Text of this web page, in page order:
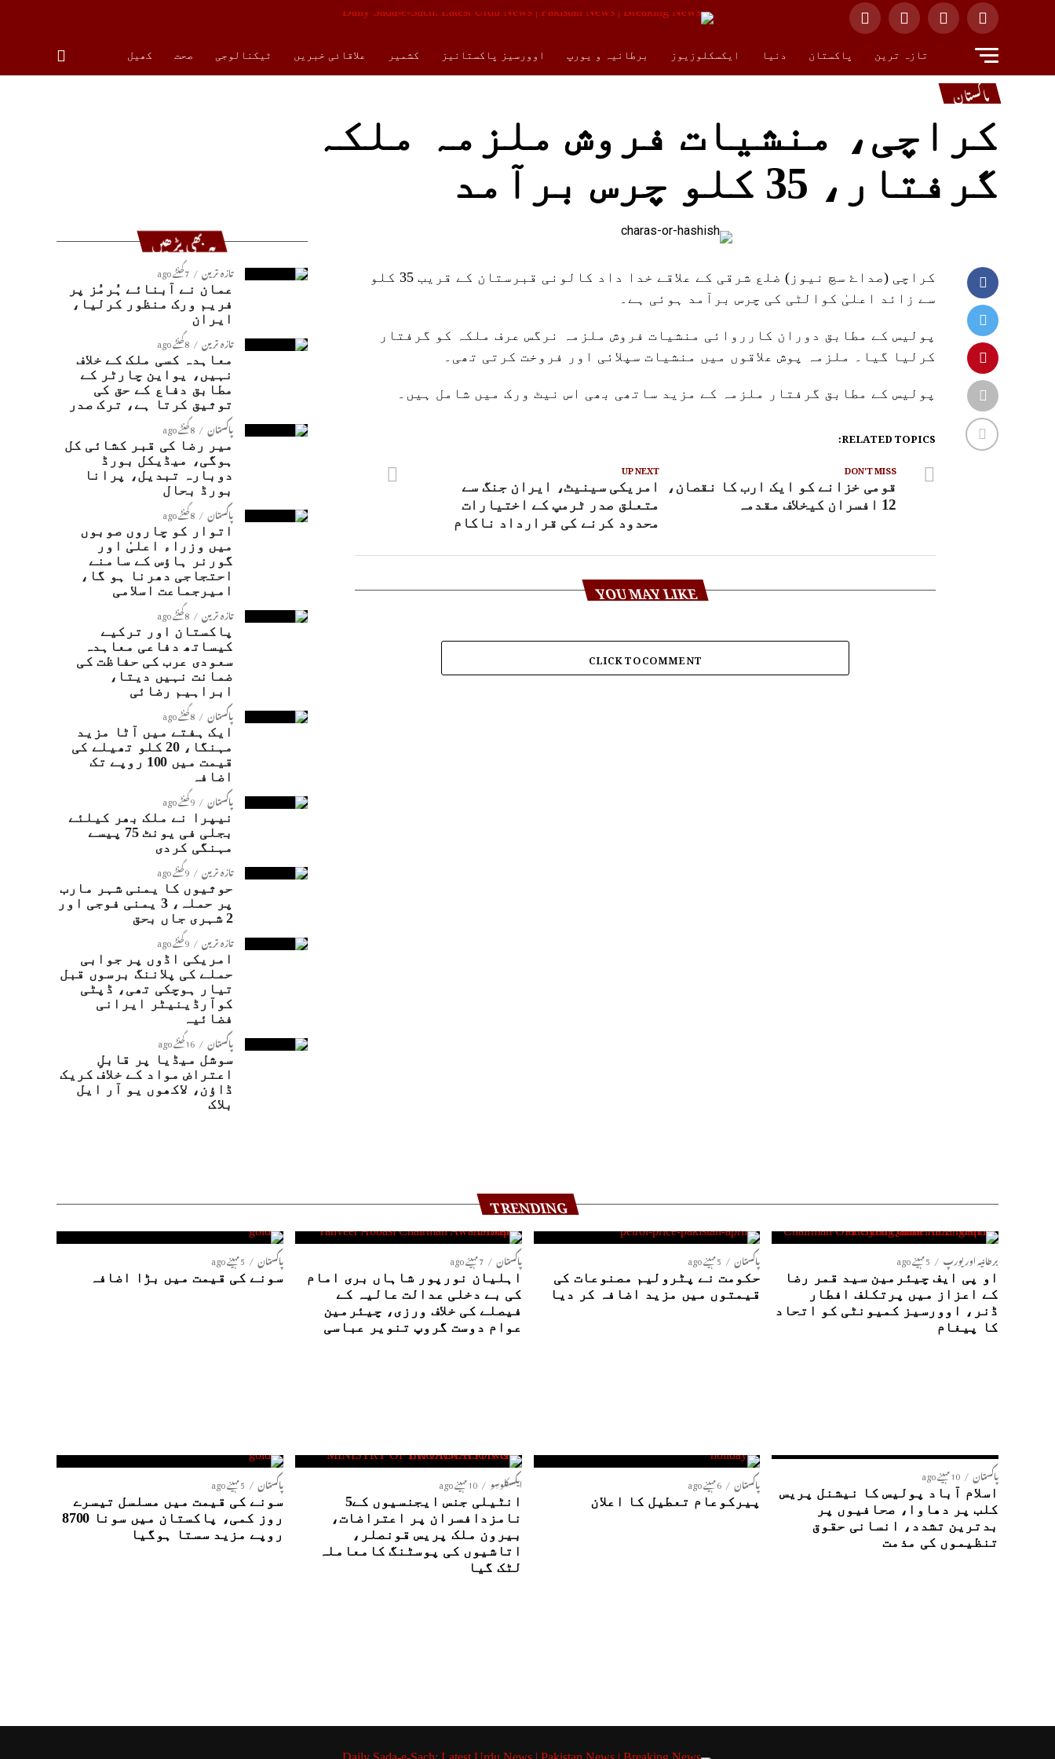
تازہ ترین پاکستان دنیا ایکسکلوزیوز برطانیہ و یورپ اوورسیز پاکستانیز کشمیر علاقائی خبریں ٹیکنالوجی صحت کھیل
پاکستان
کراچی، منشیات فروش ملزمہ ملکہ
گرفتار، 35 کلو چرس برآمد
کراچی (صداۓ سچ نیوز) ضلع شرقی کے علاقے خدا داد کالونی قبرستان کے قریب 35 کلو
سے زائد اعلیٰ کوالٹی کی چرس برآمد ہوئی ہے۔
پولیس کے مطابق دوران کارروائی منشیات فروش ملزمہ نرگس عرف ملکہ کو گرفتار
کرلیا گیا۔ ملزمہ پوش علاقوں میں منشیات سپلائی اور فروخت کرتی تھی۔
پولیس کے مطابق گرفتار ملزمہ کے مزید ساتھی بھی اس نیٹ ورک میں شامل ہیں۔
RELATED TOPICS:
UP NEXT
امریکی سینیٹ، ایران جنگ سے
متعلق صدر ٹرمپ کے اختیارات
محدود کرنے کی قرارداد ناکام
DON'T MISS
قومی خزانے کو ایک ارب کا نقصان،
12 افسران کیخلاف مقدمہ
YOU MAY LIKE
CLICK TO COMMENT
یہ بھی پڑھیں
تازہ ترین 7 گھنٹے ago
عمان نے آبنائے ہُرمُز پر
فریم ورک منظور کرلیا،
ایران
تازہ ترین 8 گھنٹے ago
معاہدہ کسی ملک کے خلاف
نہیں، یواین چارٹر کے
مطابق دفاع کے حق کی
توثیق کرتا ہے، ترک صدر
پاکستان 8 گھنٹے ago
میر رضا کی قبر کشائی کل
ہوگی، میڈیکل بورڈ
دوبارہ تبدیل، پرانا
بورڈ بحال
پاکستان 8 گھنٹے ago
اتوار کو چاروں صوبوں
میں وزراء اعلیٰ اور
گورنر ہاؤس کے سامنے
احتجاجی دھرنا ہو گا،
امیرجماعت اسلامی
تازہ ترین 8 گھنٹے ago
پاکستان اور ترکیے
کیساتھ دفاعی معاہدہ
سعودی عرب کی حفاظت کی
ضمانت نہیں دیتا،
ابراہیم رضائی
پاکستان 8 گھنٹے ago
ایک ہفتے میں آٹا مزید
مہنگا، 20 کلو تھیلے کی
قیمت میں 100 روپے تک
اضافہ
پاکستان 9 گھنٹے ago
نیپرا نے ملک بھر کیلئے
بجلی فی یونٹ 75 پیسے
مہنگی کردی
تازہ ترین 9 گھنٹے ago
حوثیوں کا یمنی شہر مارب
پر حملہ، 3 یمنی فوجی اور
2 شہری جاں بحق
تازہ ترین 9 گھنٹے ago
امریکی اڈوں پر جوابی
حملے کی پلاننگ برسوں قبل
تیار ہوچکی تھی، ڈپٹی
کوآرڈینیٹر ایرانی
فضائیہ
پاکستان 16 گھنٹے ago
سوشل میڈیا پر قابلِ
اعتراض مواد کے خلاف کریک
ڈاؤن، لاکھوں یو آر ایل
بلاک
TRENDING
برطانیہ اور یورپ 5 مہینے ago
او پی ایف چیئرمین سید قمر رضا
کے اعزاز میں پرتکلف افطار
ڈنر، اوورسیز کمیونٹی کو اتحاد
کا پیغام
پاکستان 5 مہینے ago
حکومت نے پٹرولیم مصنوعات کی
قیمتوں میں مزید اضافہ کر دیا
پاکستان 7 مہینے ago
اہلیان نورپور شاہاں بری امام
کی بے دخلی عدالت عالیہ کے
فیصلے کی خلاف ورزی، چیئرمین
عوام دوست گروپ تنویر عباسی
پاکستان 5 مہینے ago
سونے کی قیمت میں بڑا اضافہ
پاکستان 10 مہینے ago
اسلام آباد پولیس کا نیشنل پریس
کلب پر دھاوا، صحافیوں پر
بدترین تشدد، انسانی حقوق
تنظیموں کی مذمت
پاکستان 6 مہینے ago
پیرکوعام تعطیل کا اعلان
ایکسکلوسِو 10 مہینے ago
انٹیلی جنس ایجنسیوں کے5
نامزدافسران پر اعتراضات،
بیرون ملک پریس قونصلر،
اتاشیوں کی پوسٹنگ کامعاملہ
لٹک گیا
پاکستان 5 مہینے ago
سونے کی قیمت میں مسلسل تیسرے
روز کمی، پاکستان میں سونا 8700
روپے مزید سستا ہوگیا